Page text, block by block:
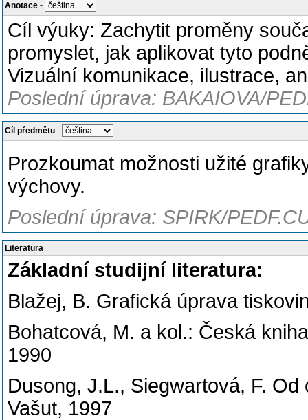
Anotace -
Cíl výuky: Zachytit proměny
promyslet, jak aplikovat tyto
Vizuální komunikace, ilustrace,
Poslední úprava: BAKAIOVA/
Cíl předmětu -
Prozkoumat možnosti užité
výchovy.
Poslední úprava: SPIRK/
Literatura
Základní studijní literatura:
Blažej, B. Grafická úprava
Bohatcová, M. a kol.: Česká
1990
Dusong, J.L., Siegwartová, F.
Vašut, 1997